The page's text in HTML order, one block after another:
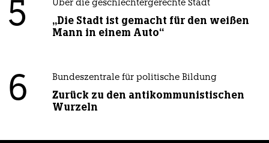
5 Über die geschlechtergerechte Stadt
„Die Stadt ist gemacht für den weißen
Mann in einem Auto“
6 Bundeszentrale für politische Bildung
Zurück zu den antikommunistischen
Wurzeln